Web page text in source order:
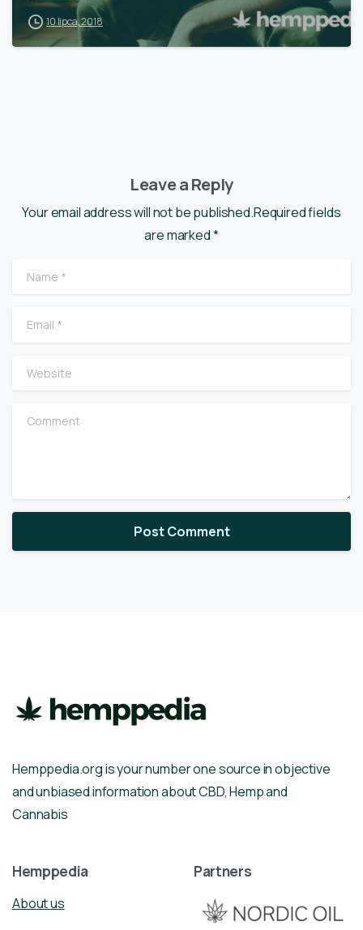
10 lipca, 2018
Leave a Reply
Your email address will not be published.Required fields
are marked *
Name
Email
Website
Comment
Hemppedia.org is your number one source in objective
and unbiased information about CBD, Hemp and
Cannabis
Hemppedia
About us
Partners